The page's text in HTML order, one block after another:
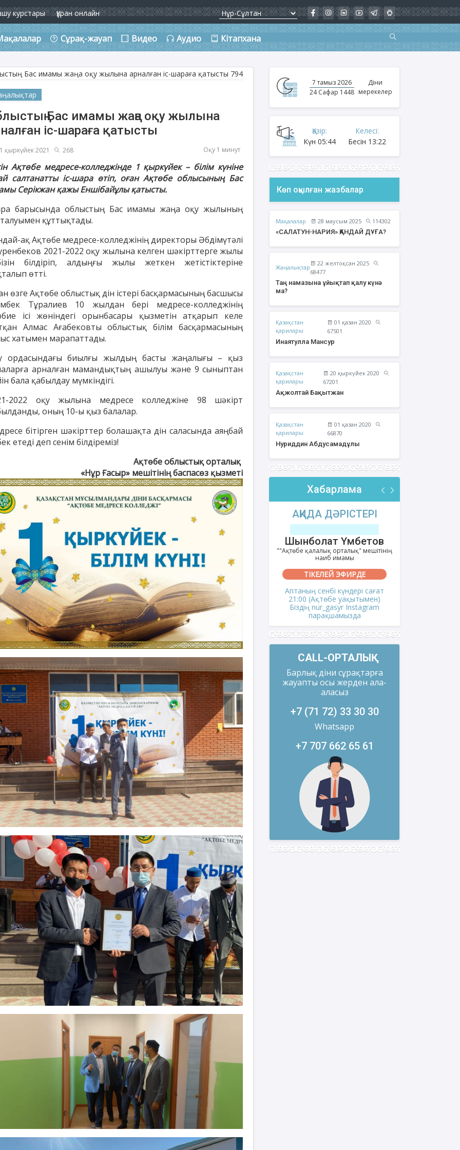
курстары Құран онлайн
Сұрақ-жауап Видео Аудио Кітапхана
Бекжан
Жұмабаев Данияр
Әлимұхамедұлы
Ақжолтай Бақытжан
Әбішев Қуаныш
Бас имамы жаңа оқу жылына
іс-шараға қатысты
қыркүйек 2021 268 Оқу 1 минут
Ақтөбе медресе-колледжінде 1 қыркүйек – білім күніне
салтанатты іс-шара өтіп, оған Ақтөбе облысының Бас
Серікжан қажы Еншібайұлы қатысты.
барысында облыстың Бас имамы жаңа оқу жылының
құттықтады.
ақ Ақтөбе медресе-колледжінің директоры Әбдімүтәлі
2021-2022 оқу жылына келген шәкірттерге жылы
білдіріп, алдыңғы жылы жеткен жетістіктеріне
өтті.
өзге Ақтөбе облыстық дін істері басқармасының басшысы
Тұралиев 10 жылдан бері медресе-колледжінің
ісі жөніндегі орынбасары қызметін атқарып келе
Алмас Ағабековты облыстық білім басқармасының
хатымен марапаттады.
ордасындағы биылғы жылдың басты жаңалығы – қыз
арналған мамандықтың ашылуы және 9 сыныптан
бала қабылдау мүмкіндігі.
2022 оқу жылына медресе колледжіне 98 шәкірт
оның 10-ы қыз балалар.
бітірген шәкірттер болашақта дін саласында аяңбай
етеді деп сенім білдіреміз!
Ақтөбе облыстық орталық
«Нұр Ғасыр» мешітінің баспасөз қызметі
7 тамыз 2026
24 Сафар 1448
Діни
мерекелер
Қазір:
Күн 05:44
Келесі:
Бесін 13:22
Көп оқылған жазбалар
Мақалалар 28 маусым 2025
114302
«САЛАТУН-НАРИЯ» ҚАНДАЙ ДҰҒА?
Жаңалықтар
22 желтоқсан 2025
68477
Таң намазына ұйықтап қалу күнә
ма?
Қазақстан
қарилары
01 қазан 2020
67501
Инаятулла Мансур
Қазақстан
қарилары
20 қыркүйек 2020
67201
Ақжолтай Бақытжан
Қазақстан
қарилары
01 қазан 2020
66870
Нуриддин Абдусамадұлы
Хабарлама
АҚИДА ДӘРІСТЕРІ
Шынболат Үмбетов
""Ақтөбе қалалық орталық" мешітінің
наиб имамы
ТІКЕЛЕЙ ЭФИРДЕ
Аптаның сенбі күндері сағат
21:00 (Ақтөбе уақытымен)
Біздің nur_gasyr Instagram
парақшамызда
ФИҚҺ ДӘРІСТЕРІ
Нұрбол Смағұлов
наиб имамы
ТІКЕЛЕЙ ЭФИРДЕ
Аптаның сәрсенбі күндері сағат
21:00 (Ақтөбе уақытымен)
Біздің nur_gasyr Instagram
парақшамызда
АҚИДА ДӘРІСТЕРІ
Шынболат Үмбетов
""Ақтөбе қалалық орталық" мешітінің
наиб имамы
ТІКЕЛЕЙ ЭФИРДЕ
Аптаның сенбі күндері сағат
21:00 (Ақтөбе уақытымен)
Біздің nur_gasyr Instagram
парақшамызда
CALL-ОРТАЛЫҚ
Барлық діни сұрақтарға
жауапты осы жерден ала-
аласыз
+7 (71 72) 33 30 30
Whatsapp
+7 707 662 65 61